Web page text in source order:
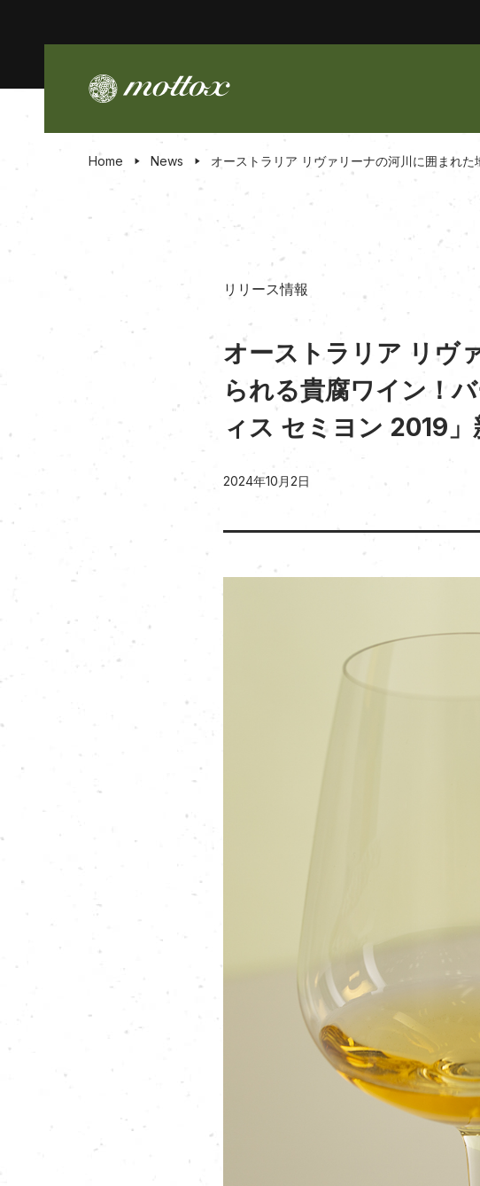
Home News オーストラリア リヴァリーナの河川に囲まれ
リリース情報
オーストラリア リヴ
られる貴腐ワイン！
ィス セミヨン 2019」
2024年10月2日